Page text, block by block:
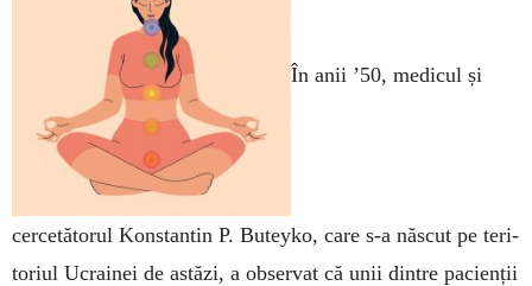
În anii ’50, medicul și
cer­ce­tătorul Konstantin P. Bu­teyko, care s-a născut pe teri­
toriul Ucrainei de astăzi, a observat că unii dintre pacien­ții